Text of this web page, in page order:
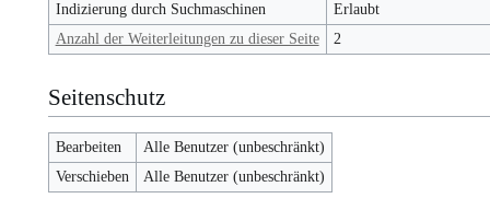
Indizierung durch Suchmaschinen
Erlaubt
Anzahl der Weiterleitungen zu dieser Seite
2
Seitenschutz
Bearbeiten
Alle Benutzer (unbeschränkt)
Verschieben
Alle Benutzer (unbeschränkt)